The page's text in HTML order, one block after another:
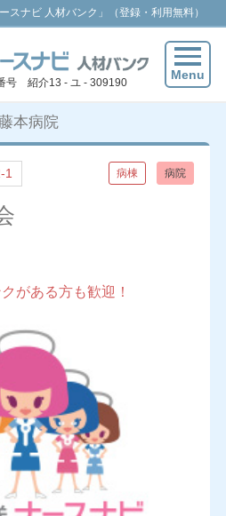
スナビ 人材バンク」（登録・利用無料）
号 紹介13 - ユ - 309190
Menu
本病院
1 病棟 病院
がある方も歓迎！